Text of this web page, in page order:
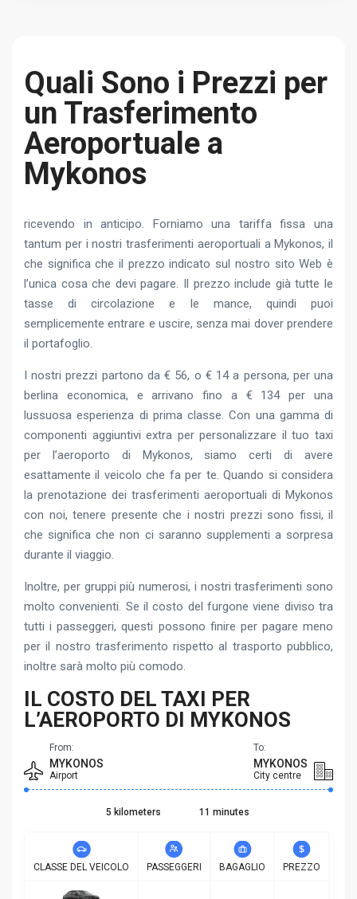
Quali Sono i Prezzi per
un Trasferimento
Aeroportuale a
Mykonos
ricevendo in anticipo. Forniamo una tariffa fissa una
tantum per i nostri trasferimenti aeroportuali a Mykonos, il
che significa che il prezzo indicato sul nostro sito Web è
l’unica cosa che devi pagare. Il prezzo include già tutte le
tasse di circolazione e le mance, quindi puoi
semplicemente entrare e uscire, senza mai dover prendere
il portafoglio.
I nostri prezzi partono da € 56, o € 14 a persona, per una
berlina economica, e arrivano fino a € 134 per una
lussuosa esperienza di prima classe. Con una gamma di
componenti aggiuntivi extra per personalizzare il tuo taxi
per l’aeroporto di Mykonos, siamo certi di avere
esattamente il veicolo che fa per te. Quando si considera
la prenotazione dei trasferimenti aeroportuali di Mykonos
con noi, tenere presente che i nostri prezzi sono fissi, il
che significa che non ci saranno supplementi a sorpresa
durante il viaggio.
Inoltre, per gruppi più numerosi, i nostri trasferimenti sono
molto convenienti. Se il costo del furgone viene diviso tra
tutti i passeggeri, questi possono finire per pagare meno
per il nostro trasferimento rispetto al trasporto pubblico,
inoltre sarà molto più comodo.
IL COSTO DEL TAXI PER
L’AEROPORTO DI MYKONOS
From:
MYKONOS
Airport
To:
MYKONOS
City centre
5 kilometers 11 minutes
CLASSE DEL VEICOLO PASSEGGERI BAGAGLIO PREZZO